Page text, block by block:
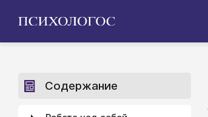
Содержание